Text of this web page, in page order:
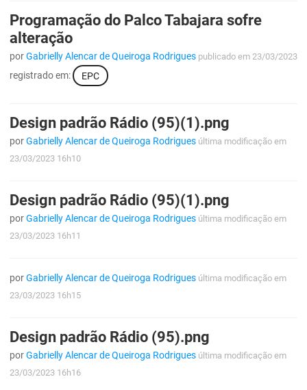
Ouvidoria Geral do Estado
PAP
PB Saúde
Projeto Cooperar
PROCASE
PROCON
Polícia Civil
Rádio Tabajara
Programação do Palco Tabajara sofre
alteração
porGabrielly Alencar de Queiroga Rodrigues publicado em 23/03/2023
registrado em: EPC
Design padrão Rádio (95)(1).png
porGabrielly Alencar de Queiroga Rodrigues última modificação em
23/03/2023 16h10
Design padrão Rádio (95)(1).png
porGabrielly Alencar de Queiroga Rodrigues última modificação em
23/03/2023 16h11
porGabrielly Alencar de Queiroga Rodrigues última modificação em
23/03/2023 16h15
Design padrão Rádio (95).png
porGabrielly Alencar de Queiroga Rodrigues última modificação em
23/03/2023 16h16